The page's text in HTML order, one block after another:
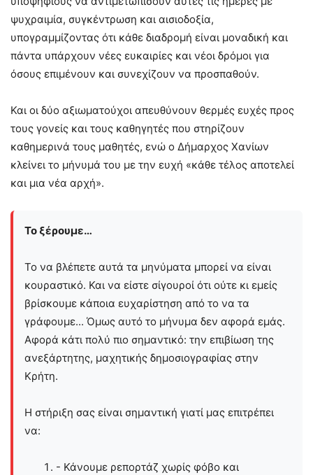
ψυχραιμία, συγκέντρωση και αισιοδοξία,
υπογραμμίζοντας ότι κάθε διαδρομή είναι μοναδική και
πάντα υπάρχουν νέες ευκαιρίες και νέοι δρόμοι για
όσους επιμένουν και συνεχίζουν να προσπαθούν.
Και οι δύο αξιωματούχοι απευθύνουν θερμές ευχές προς
τους γονείς και τους καθηγητές που στηρίζουν
καθημερινά τους μαθητές, ενώ ο Δήμαρχος Χανίων
κλείνει το μήνυμά του με την ευχή «κάθε τέλος αποτελεί
και μια νέα αρχή».
Το ξέρουμε…
Το να βλέπετε αυτά τα μηνύματα μπορεί να είναι
κουραστικό. Και να είστε σίγουροί ότι ούτε κι εμείς
βρίσκουμε κάποια ευχαρίστηση από το να τα
γράφουμε... Όμως αυτό το μήνυμα δεν αφορά εμάς.
Αφορά κάτι πολύ πιο σημαντικό: την επιβίωση της
ανεξάρτητης, μαχητικής δημοσιογραφίας στην
Kρήτη.
Η στήριξη σας είναι σημαντική γιατί μας επιτρέπει
να:
- Κάνουμε ρεπορτάζ χωρίς φόβο και